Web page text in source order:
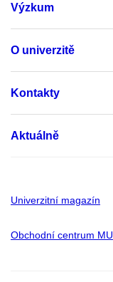
Výzkum
O univerzitě
Kontakty
Aktuálně
Univerzitní magazín
Obchodní centrum MU